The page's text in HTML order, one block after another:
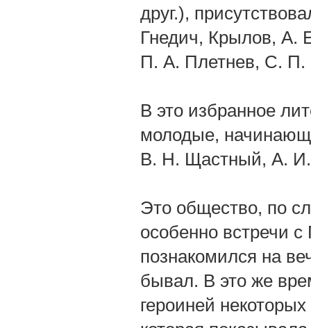
друг.),
Гнедич, Крылов, А.
П. А. Плетнев, С.
В это избранное
молодые,
В. Н. Щастный, А. И.
Это общество, по
особенно встречи
познакомился на
бывал. В это же
героиней